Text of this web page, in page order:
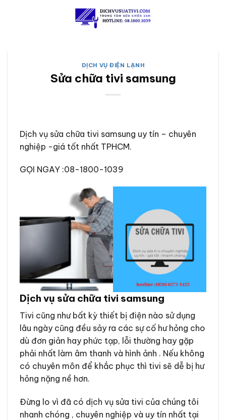
DỊCH VỤ ĐIỆN LẠNH
Sửa chữa tivi samsung
Dịch vụ sửa chữa tivi samsung uy tín – chuyên
nghiệp -giá tốt nhất TPHCM.
GỌI NGAY :08-1800-1039
Dịch vụ sửa chữa tivi samsung
Tivi cũng như bất kỳ thiết bị điện nào sử dụng
lâu ngày cũng đều sảy ra các sự cố hư hỏng cho
dù đơn giản hay phức tạp, lỗi thường hay gặp
phải nhất làm âm thanh và hình ảnh . Nếu không
có chuyên môn để khắc phục thì tivi sẽ dễ bị hư
hỏng nặng nề hơn.
Đừng lo vì đã có dịch vụ sửa tivi của chúng tôi
nhanh chóng , chuyên nghiệp và uy tín nhất tại